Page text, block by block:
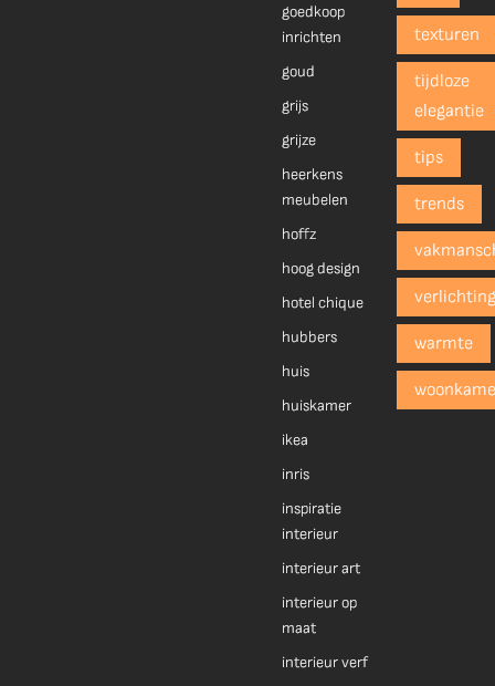
goedkoop
inrichten
goud
grijs
grijze
heerkens
meubelen
hoffz
hoog design
hotel chique
hubbers
huis
huiskamer
ikea
inris
inspiratie
interieur
interieur art
interieur op
maat
interieur verf
texturen
tijdloze
elegantie
tips
trends
warmte